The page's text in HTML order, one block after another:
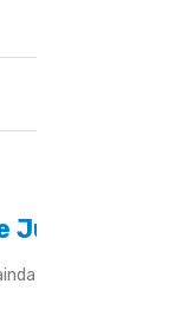
Junto
mais divertido